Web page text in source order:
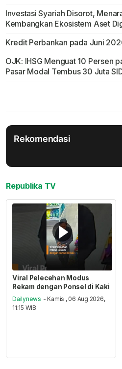
Investasi Syariah Disorot,
Kembangkan Ekosistem Aset
Kredit Perbankan pada Juni
OJK: IHSG Menguat 10 Persen
Pasar Modal Tembus 30 Juta
Rekomendasi
Republika TV
Viral Pelecehan Modus
Rekam dengan Ponsel di Kaki
Dailynews - Kamis , 06 Aug 2026,
11:15 WIB